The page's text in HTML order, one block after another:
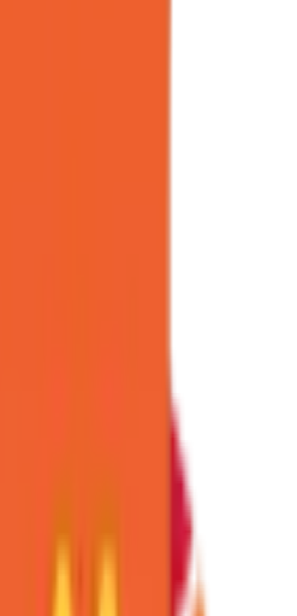
주유소
주유소
23